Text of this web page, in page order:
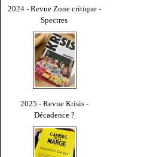
2024 - Revue Zone critique -
Spectres
2025 - Revue Krisis -
Décadence ?